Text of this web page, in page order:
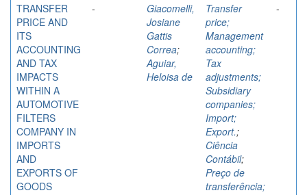
TRANSFER
PRICE AND
ITS
ACCOUNTING
AND TAX
IMPACTS
WITHIN A
AUTOMOTIVE
FILTERS
COMPANY IN
IMPORTS
AND
EXPORTS OF
GOODS
-
Giacomelli,
Josiane
Gattis
Correa;
Aguiar,
Heloisa de
Transfer
price;
Management
accounting;
Tax
adjustments;
Subsidiary
companies;
Import;
Export.;
Ciência
Contábil;
Preço de
transferência;
-